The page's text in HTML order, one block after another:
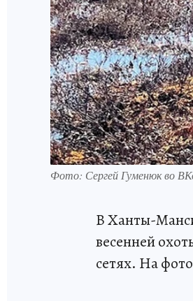
Фото: Сергей Гуменюк во
В Ханты-
весенней
сетях. На